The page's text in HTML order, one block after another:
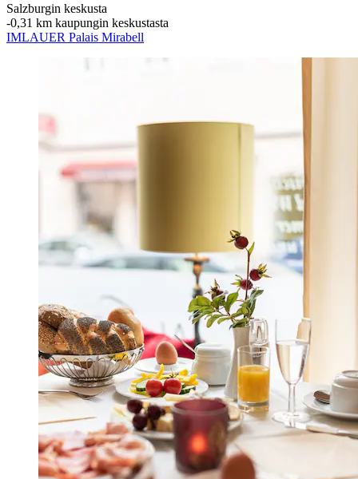
Salzburgin keskusta
‐0,31 km kaupungin keskustasta
IMLAUER Palais Mirabell